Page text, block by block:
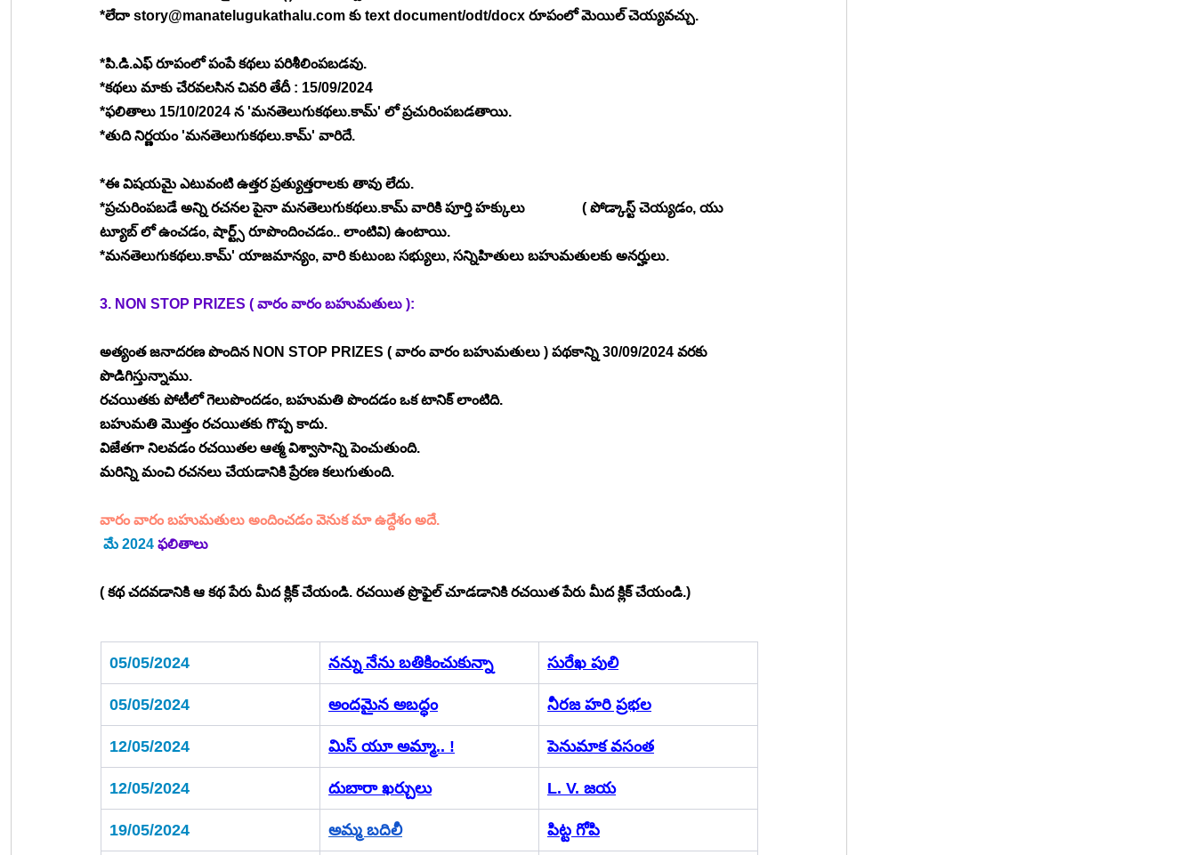
*లేదా story@manatelugukathalu.com కు text document/odt/docx రూపంలో మెయిల్ చెయ్యవచ్చు.
*పి.డి.ఎఫ్ రూపంలో పంపే కథలు పరిశీలింపబడవు.
*కథలు మాకు చేరవలసిన చివరి తేదీ : 15/09/2024
*ఫలితాలు 15/10/2024 న 'మనతెలుగుకథలు.కామ్' లో ప్రచురింపబడతాయి.
*తుది నిర్ణయం 'మనతెలుగుకథలు.కామ్' వారిదే.
*ఈ విషయమై ఎటువంటి ఉత్తర ప్రత్యుత్తరాలకు తావు లేదు.
*ప్రచురింపబడే అన్ని రచనల పైనా మనతెలుగుకథలు.కామ్ వారికి పూర్తి హక్కులు                ( పోడ్కాస్ట్ చెయ్యడం, యు
ట్యూబ్ లో ఉంచడం, షార్ట్స్ రూపొందించడం.. లాంటివి) ఉంటాయి.
*మనతెలుగుకథలు.కామ్' యాజమాన్యం, వారి కుటుంబ సభ్యులు, సన్నిహితులు బహుమతులకు అనర్హులు.
3. NON STOP PRIZES ( వారం వారం బహుమతులు ):
అత్యంత జనాదరణ పొందిన NON STOP PRIZES ( వారం వారం బహుమతులు ) పథకాన్ని 30/09/2024 వరకు
పొడిగిస్తున్నాము.
రచయితకు పోటీలో గెలుపొందడం, బహుమతి పొందడం ఒక టానిక్ లాంటిది.
బహుమతి మొత్తం రచయితకు గొప్ప కాదు.
విజేతగా నిలవడం రచయితల ఆత్మ విశ్వాసాన్ని పెంచుతుంది.
మరిన్ని మంచి రచనలు చేయడానికి ప్రేరణ కలుగుతుంది.
వారం వారం బహుమతులు అందించడం వెనుక మా ఉద్దేశం అదే.
మే 2024 ఫలితాలు
( కథ చదవడానికి ఆ కథ పేరు మీద క్లిక్ చేయండి. రచయిత ప్రొఫైల్ చూడడానికి రచయిత పేరు మీద క్లిక్ చేయండి.)
05/05/2024 నన్ను నేను బతికించుకున్నా సురేఖ పులి
05/05/2024 అందమైన అబద్ధం నీరజ హరి ప్రభల
12/05/2024 మిస్ యూ అమ్మా.. ! పెనుమాక వసంత
12/05/2024 దుబారా ఖర్చులు L. V. జయ
19/05/2024 అమ్మ బదిలీ పిట్ట గోపి